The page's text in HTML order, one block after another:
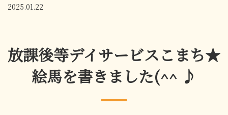
2025.01.22
放課後等デイサービスこまち★
絵馬を書きました(^^ ♪